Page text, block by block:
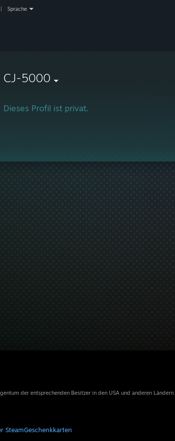
Sprache
CJ-5000
Dieses Profil ist privat.
der entsprechenden Besitzer in den USA und anderen Ländern.
SteamGeschenkkarten